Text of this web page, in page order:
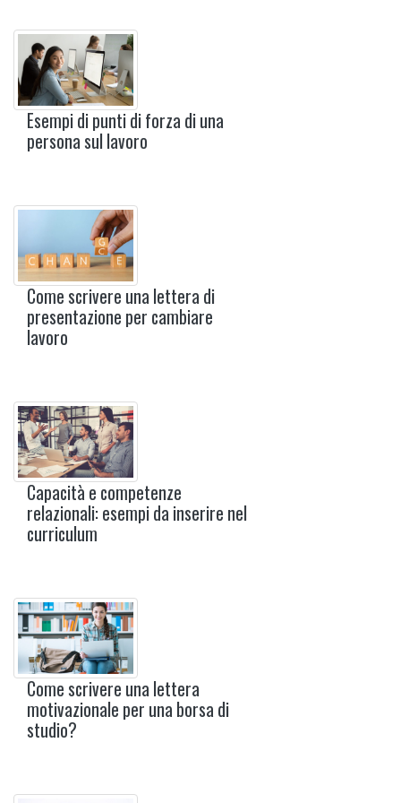
Esempi di punti di forza di una
persona sul lavoro
Come scrivere una lettera di
presentazione per cambiare
lavoro
Capacità e competenze
relazionali: esempi da inserire nel
curriculum
Come scrivere una lettera
motivazionale per una borsa di
studio?